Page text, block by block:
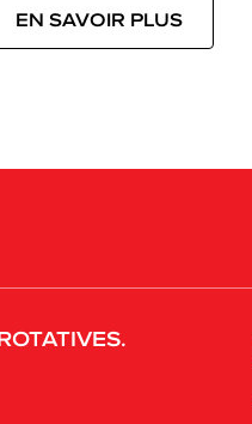
EN SAVOIR PLUS